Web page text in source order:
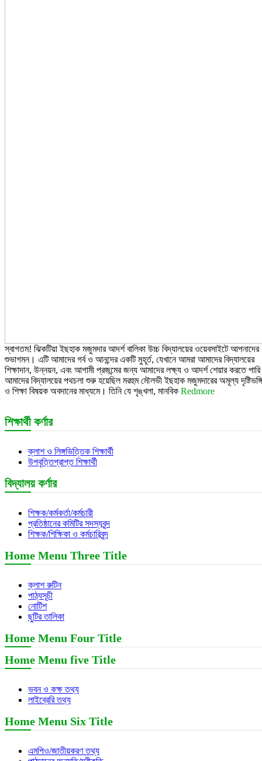
স্বাগতম! ঝিকটিয়া ইছহাক মজুমদার আদর্শ বালিকা উচ্চ বিদ্যালয়ের ওয়েবসাইটে আপনাদের
শুভাগমন। এটি আমাদের গর্ব ও আনন্দের একটি মুহূর্ত, যেখানে আমরা আমাদের বিদ্যালয়ের
শিক্ষাদান, উন্নয়ন, এবং আগামী প্রজন্মের জন্য আমাদের লক্ষ্য ও আদর্শ শেয়ার করতে
আমাদের বিদ্যালয়ের পথচলা শুরু হয়েছিল মরহুম মৌলভী ইছহাক মজুমদারের অমূল্য দৃষ্টিভঙ্গি
ও শিক্ষা বিষয়ক অবদানের মাধ্যমে। তিনি যে শৃঙ্খলা, মানবিক Redmore
শিক্ষার্থী কর্ণার
ক্লাশ ও লিঙ্গভিত্তিক শিক্ষার্থী
উপবৃত্তিপ্রাপ্ত শিক্ষার্থী
বিদ্যালয় কর্ণার
শিক্ষক/কর্মকর্তা/কর্মচারী
প্রতিষ্ঠানের কমিটির সদস্যবৃন্দ
শিক্ষক/শিক্ষিকা ও কর্মচারিবৃন্দ
Home Menu Three Title
ক্লাশ রুটিন
পাঠ্যসূচী
নোটিশ
ছুটির তালিকা
Home Menu Four Title
Home Menu five Title
ভবন ও কক্ষ তথ্য
লাইব্রেরি তথ্য
Home Menu Six Title
এমপিও/জাতীয়করণ তথ্য